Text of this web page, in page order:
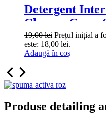
Detergent
Cleaner Grass
19,00lei Prețul inițial a
este: 18,00 lei.
Adaugă în coș
Produse detailing